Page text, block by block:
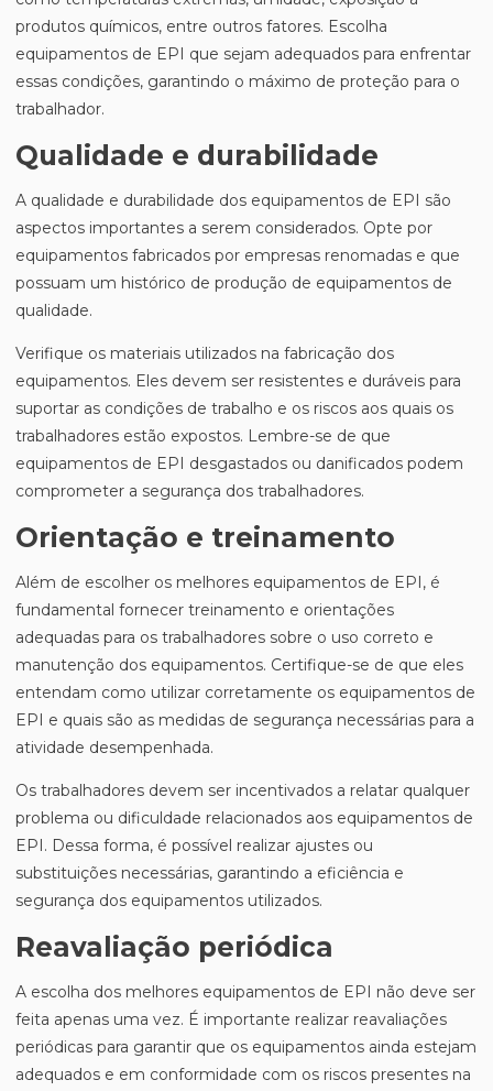
produtos químicos, entre outros fatores. Escolha
equipamentos de EPI que sejam adequados para enfrentar
essas condições, garantindo o máximo de proteção para o
trabalhador.
Qualidade e durabilidade
A qualidade e durabilidade dos equipamentos de EPI são
aspectos importantes a serem considerados. Opte por
equipamentos fabricados por empresas renomadas e que
possuam um histórico de produção de equipamentos de
qualidade.
Verifique os materiais utilizados na fabricação dos
equipamentos. Eles devem ser resistentes e duráveis para
suportar as condições de trabalho e os riscos aos quais os
trabalhadores estão expostos. Lembre-se de que
equipamentos de EPI desgastados ou danificados podem
comprometer a segurança dos trabalhadores.
Orientação e treinamento
Além de escolher os melhores equipamentos de EPI, é
fundamental fornecer treinamento e orientações
adequadas para os trabalhadores sobre o uso correto e
manutenção dos equipamentos. Certifique-se de que eles
entendam como utilizar corretamente os equipamentos de
EPI e quais são as medidas de segurança necessárias para a
atividade desempenhada.
Os trabalhadores devem ser incentivados a relatar qualquer
problema ou dificuldade relacionados aos equipamentos de
EPI. Dessa forma, é possível realizar ajustes ou
substituições necessárias, garantindo a eficiência e
segurança dos equipamentos utilizados.
Reavaliação periódica
A escolha dos melhores equipamentos de EPI não deve ser
feita apenas uma vez. É importante realizar reavaliações
periódicas para garantir que os equipamentos ainda estejam
adequados e em conformidade com os riscos presentes na